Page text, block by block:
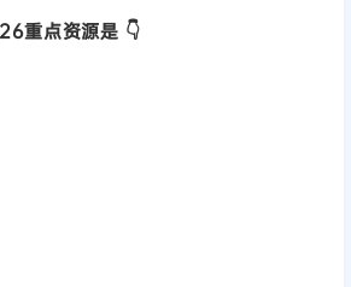
重点资源是 👇